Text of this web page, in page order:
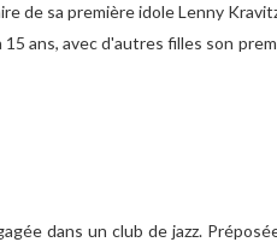
de sa première idole Lenny
ans, avec d'autres filles son
dans un club de jazz.